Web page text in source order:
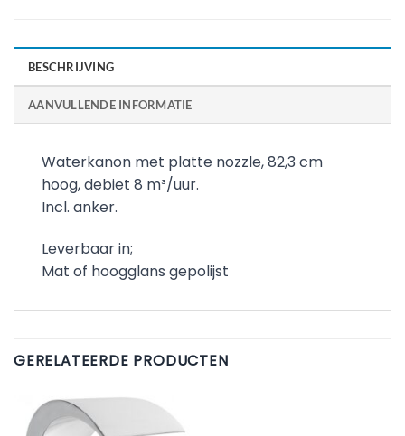
BESCHRIJVING
AANVULLENDE INFORMATIE
Waterkanon met platte nozzle, 82,3 cm
hoog, debiet 8 m³/uur.
Incl. anker.
Leverbaar in;
Mat of hoogglans gepolijst
GERELATEERDE PRODUCTEN